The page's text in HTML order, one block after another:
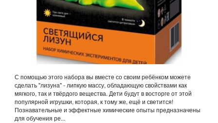
С помощью этого набора вы вместе со своим ребёнком можете
сделать "лизуна" - липкую массу, обладающую свойствами как
мягкого, так и твёрдого вещества. Дети будут в восторге от этой
популярной игрушки, которая, к тому же, ещё и светится!
Познавательные и эффектные химические опыты предназначены
для обучения ре...